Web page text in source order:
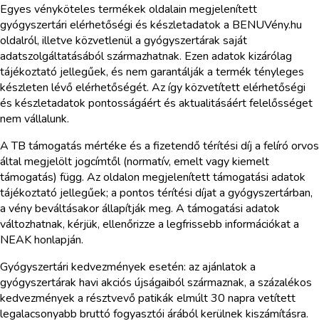
Egyes vényköteles termékek oldalain megjelenített
gyógyszertári elérhetőségi és készletadatok a BENUVény.hu
oldalról, illetve közvetlenül a gyógyszertárak saját
adatszolgáltatásából származhatnak. Ezen adatok kizárólag
tájékoztató jellegűek, és nem garantálják a termék tényleges
készleten lévő elérhetőségét. Az így közvetített elérhetőségi
és készletadatok pontosságáért és aktualitásáért felelősséget
nem vállalunk.
A TB támogatás mértéke és a fizetendő térítési díj a felíró orvos
által megjelölt jogcímtől (normatív, emelt vagy kiemelt
támogatás) függ. Az oldalon megjelenített támogatási adatok
tájékoztató jellegűek; a pontos térítési díjat a gyógyszertárban,
a vény beváltásakor állapítják meg. A támogatási adatok
változhatnak, kérjük, ellenőrizze a legfrissebb információkat a
NEAK honlapján.
Gyógyszertári kedvezmények esetén: az ajánlatok a
gyógyszertárak havi akciós újságaiból származnak, a százalékos
kedvezmények a résztvevő patikák elmúlt 30 napra vetített
legalacsonyabb bruttó fogyasztói árából kerülnek kiszámításra.